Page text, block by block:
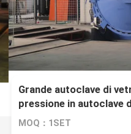
Grande autoclave di
pressione in autoclave
e di vetro
MOQ：1SET